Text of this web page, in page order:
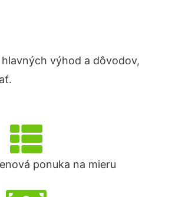
výhod a dôvodov,
ponuka na mieru